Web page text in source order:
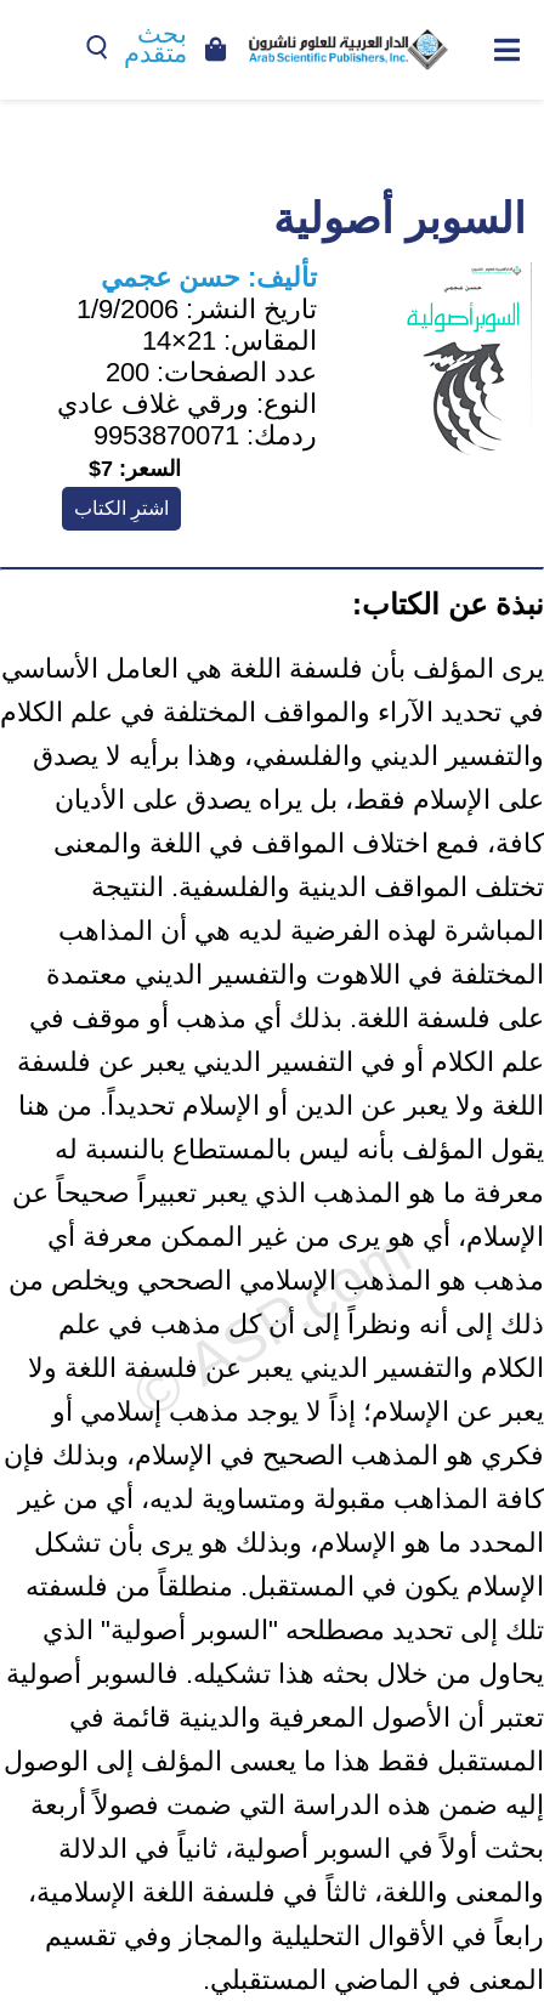
بحث
متقدم
السوبر أصولية
تأليف: حسن عجمي
تاريخ النشر: 1/9/2006
المقاس: 21×14
عدد الصفحات: 200
النوع: ورقي غلاف عادي
ردمك: 9953870071
السعر: 7$
اشترِ الكتاب
نبذة عن الكتاب:
يرى المؤلف بأن فلسفة اللغة هي العامل الأساسي
في تحديد الآراء والمواقف المختلفة في علم الكلام
والتفسير الديني والفلسفي، وهذا برأيه لا يصدق
على الإسلام فقط، بل يراه يصدق على الأديان
كافة، فمع اختلاف المواقف في اللغة والمعنى
تختلف المواقف الدينية والفلسفية. النتيجة
المباشرة لهذه الفرضية لديه هي أن المذاهب
المختلفة في اللاهوت والتفسير الديني معتمدة
على فلسفة اللغة. بذلك أي مذهب أو موقف في
علم الكلام أو في التفسير الديني يعبر عن فلسفة
اللغة ولا يعبر عن الدين أو الإسلام تحديداً. من هنا
يقول المؤلف بأنه ليس بالمستطاع بالنسبة له
معرفة ما هو المذهب الذي يعبر تعبيراً صحيحاً عن
الإسلام، أي هو يرى من غير الممكن معرفة أي
مذهب هو المذهب الإسلامي الصححي ويخلص من
ذلك إلى أنه ونظراً إلى أن كل مذهب في علم
الكلام والتفسير الديني يعبر عن فلسفة اللغة ولا
يعبر عن الإسلام؛ إذاً لا يوجد مذهب إسلامي أو
فكري هو المذهب الصحيح في الإسلام، وبذلك فإن
كافة المذاهب مقبولة ومتساوية لديه، أي من غير
المحدد ما هو الإسلام، وبذلك هو يرى بأن تشكل
الإسلام يكون في المستقبل. منطلقاً من فلسفته
تلك إلى تحديد مصطلحه "السوبر أصولية" الذي
يحاول من خلال بحثه هذا تشكيله. فالسوبر أصولية
تعتبر أن الأصول المعرفية والدينية قائمة في
المستقبل فقط هذا ما يعسى المؤلف إلى الوصول
إليه ضمن هذه الدراسة التي ضمت فصولاً أربعة
بحثت أولاً في السوبر أصولية، ثانياً في الدلالة
والمعنى واللغة، ثالثاً في فلسفة اللغة الإسلامية،
رابعاً في الأقوال التحليلية والمجاز وفي تقسيم
المعنى في الماضي المستقبلي.